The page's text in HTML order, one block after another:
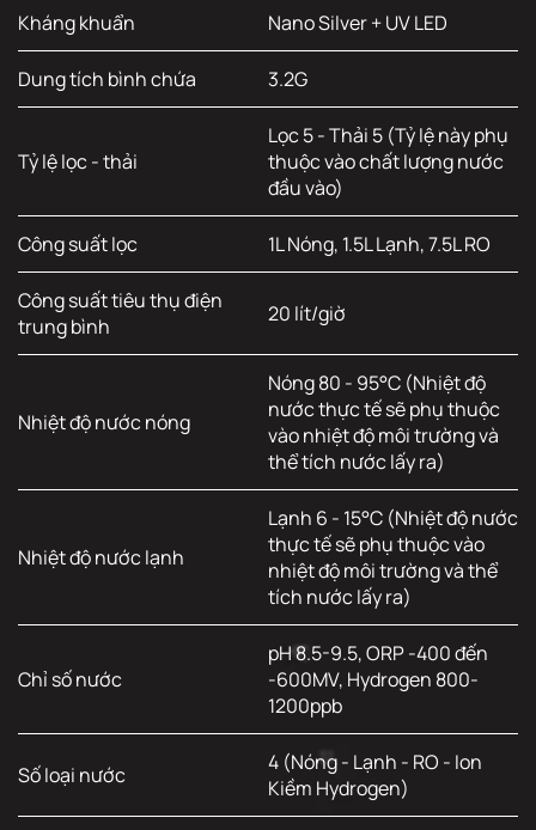
Kháng khuẩn Nano Silver + UV LED
Dung tích bình chứa 3.2G
Tỷ lệ lọc - thải
Lọc 5 - Thải 5 (Tỷ lệ này phụ
thuộc vào chất lượng nước
đầu vào)
Công suất lọc 1L Nóng, 1.5L Lạnh, 7.5L RO
Công suất tiêu thụ điện
trung bình
20 lít/giờ
Nhiệt độ nước nóng
Nóng 80 - 95°C (Nhiệt độ
nước thực tế sẽ phụ thuộc
vào nhiệt độ môi trường và
thể tích nước lấy ra)
Nhiệt độ nước lạnh
Lạnh 6 - 15°C (Nhiệt độ nước
thực tế sẽ phụ thuộc vào
nhiệt độ môi trường và thể
tích nước lấy ra)
Chỉ số nước
pH 8.5-9.5, ORP -400 đến
-600MV, Hydrogen 800-
1200ppb
Số loại nước
4 (Nóng - Lạnh - RO - Ion
Kiềm Hydrogen)